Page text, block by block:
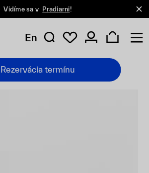
Vidíme sa v Pradiarni!
En
Rezervácia termínu